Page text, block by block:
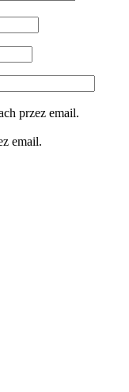
przez email.
email.